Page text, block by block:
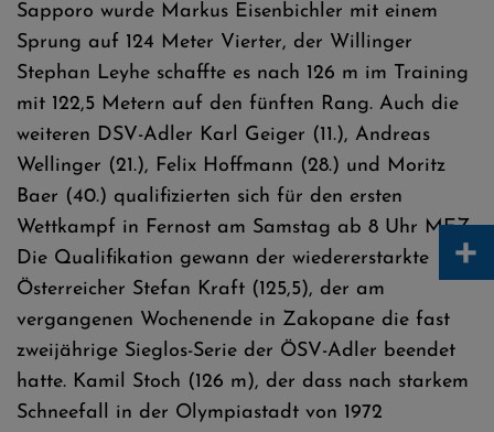
Sapporo wurde Markus Eisenbichler mit einem
Sprung auf 124 Meter Vierter, der Willinger
Stephan Leyhe schaffte es nach 126 m im Training
mit 122,5 Metern auf den fünften Rang. Auch die
weiteren DSV-Adler Karl Geiger (11.), Andreas
Wellinger (21.), Felix Hoffmann (28.) und Moritz
Baer (40.) qualifizierten sich für den ersten
Wettkampf in Fernost am Samstag ab 8 Uhr MEZ.
Die Qualifikation gewann der wiedererstarkte
Österreicher Stefan Kraft (125,5), der am
vergangenen Wochenende in Zakopane die fast
zweijährige Sieglos-Serie der ÖSV-Adler beendet
hatte. Kamil Stoch (126 m), der dass nach starkem
Schneefall in der Olympiastadt von 1972
+